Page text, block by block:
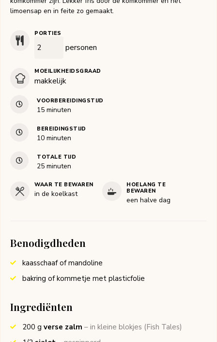
limoensap en in feite zo gemaakt.
PORTIES
personen
MOEILIJKHEIDSGRAAD
makkelijk
VOORBEREIDINGSTIJD
15minuten
minuten
BEREIDINGSTIJD
10minuten
minuten
TOTALE TIJD
25minuten
minuten
WAAR TE BEWAREN
in de koelkast
HOELANG TE
BEWAREN
een halve dag
Benodigdheden
kaasschaaf of mandoline
bakring of kommetje met plasticfolie
Ingrediënten
200 g verse zalm – in kleine blokjes (Fish Tales)